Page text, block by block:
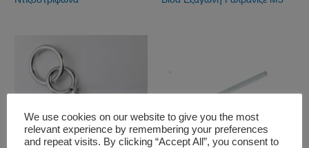
We use cookies on our website to give you the most
relevant experience by remembering your preferences
and repeat visits. By clicking “Accept All”, you consent to